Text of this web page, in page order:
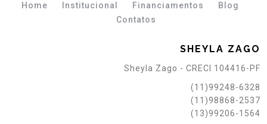
Home Institucional Financiamentos
Blog
Contatos
SHEYLA ZAGO
Sheyla Zago - CRECI 104416-PF
(11)99248-6328
(11)98868-2537
(13)99206-1564